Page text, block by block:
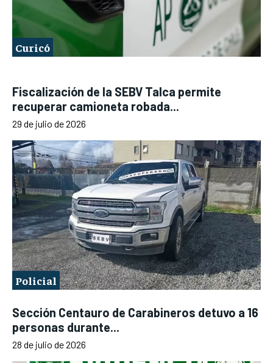
Curicó
Fiscalización de la SEBV Talca permite
recuperar camioneta robada...
29 de julio de 2026
Policial
Sección Centauro de Carabineros detuvo a 16
personas durante...
28 de julio de 2026